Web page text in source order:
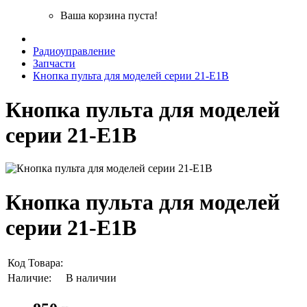
Ваша корзина пуста!
Радиоуправление
Запчасти
Кнопка пульта для моделей серии 21-Е1В
Кнопка пульта для моделей
серии 21-Е1В
Кнопка пульта для моделей
серии 21-Е1В
Код Товара:
Наличие:
В наличии